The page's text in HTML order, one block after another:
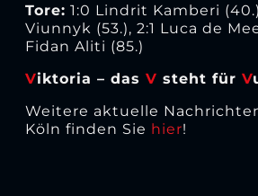
Tore: 1:0 Lindrit Kamberi
Viunnyk (53.), 2:1 Luca de
Fidan Aliti (85.)
Viktoria – das V steht für V
Weitere aktuelle
Köln finden Sie hier!